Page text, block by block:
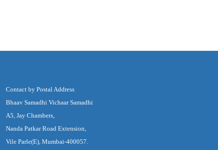
Contact by Postal Address
Bhaav Samadhi Vichaar Samadhi
A5, Jay Chambers,
Nanda Patkar Road Extension,
Vile Parle(E), Mumbai-400057.